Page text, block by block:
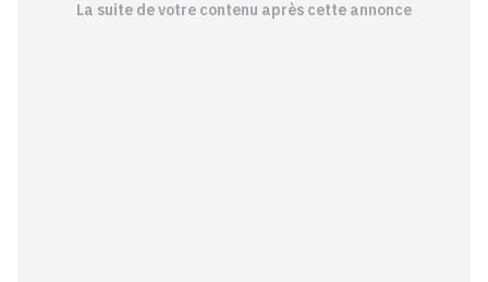
La suite de votre contenu après cette annonce